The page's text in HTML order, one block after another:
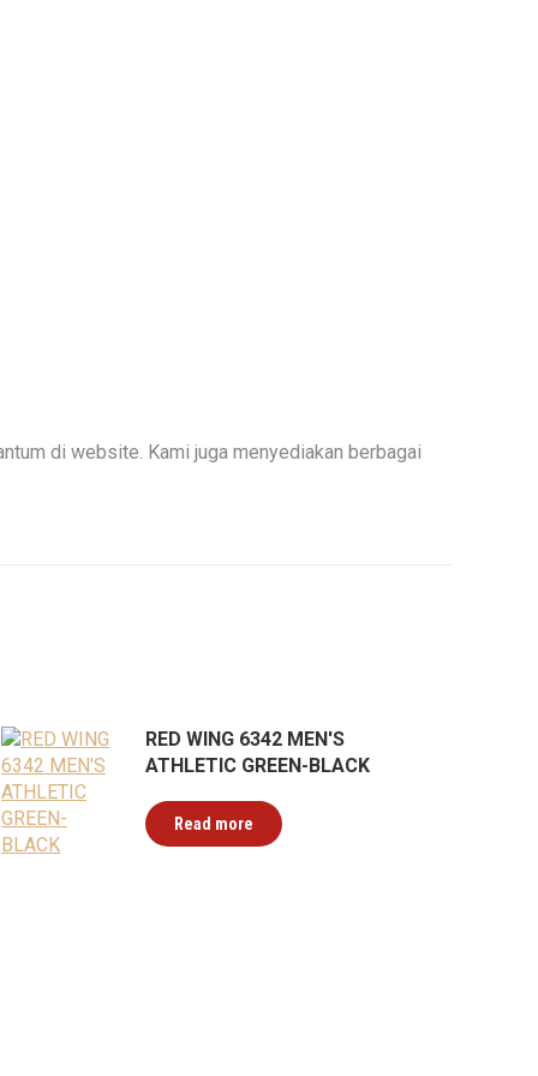
di website. Kami juga menyediakan berbagai
RED WING 6342 MEN'S
ATHLETIC GREEN-BLACK
Read more